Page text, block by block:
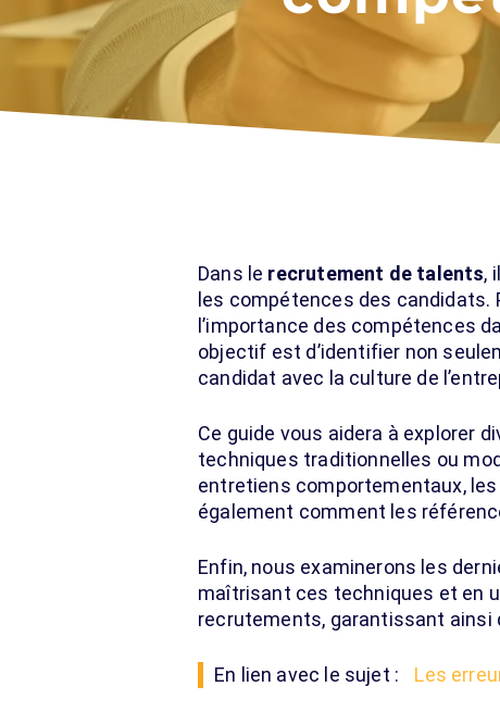
Dans le recrutement de talents,
les compétences des candidats.
l’importance des compétences
objectif est d’identifier non
candidat avec la culture de
Ce guide vous aidera à explorer
techniques traditionnelles ou
entretiens comportementaux,
également comment les
Enfin, nous examinerons les
maîtrisant ces techniques et en
recrutements, garantissant ainsi
En lien avec le sujet : Les